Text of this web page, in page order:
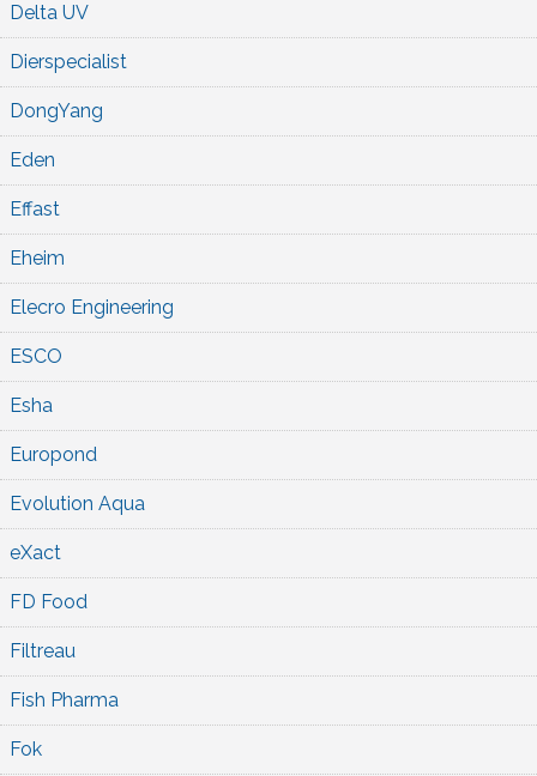
Delta UV
Dierspecialist
DongYang
Eden
Effast
Eheim
Elecro Engineering
ESCO
Esha
Europond
Evolution Aqua
eXact
FD Food
Filtreau
Fish Pharma
Fok